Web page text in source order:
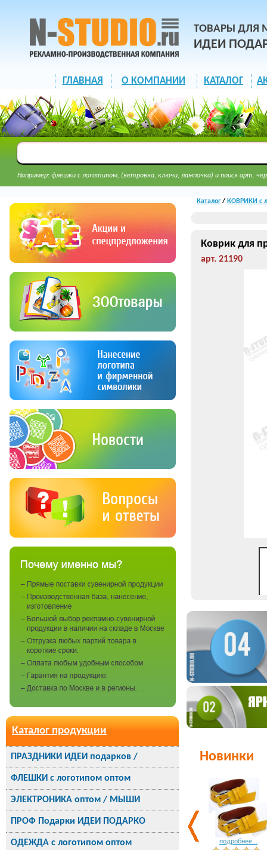
ТОВАРЫ ДЛЯ
ИДЕИ
ГЛАВНАЯ О КОМПАНИИ КАТАЛОГ
Например: флешки с логотипом, (ветровка, ключи, лампочка) и поиск арт.
Каталог продукции
ПРАЗДНИКИ ИДЕИ подарков /
ФЛЕШКИ с логотипом оптом
ЭЛЕКТРОНИКА оптом / МЫШИ
ПРОФ Подарки ИДЕИ ПОДАРКО
ОДЕЖДА с логотипом оптом
Каталог/ КОВРИКИ с
Коврик для
арт. 21190
Новинки
подробнее...